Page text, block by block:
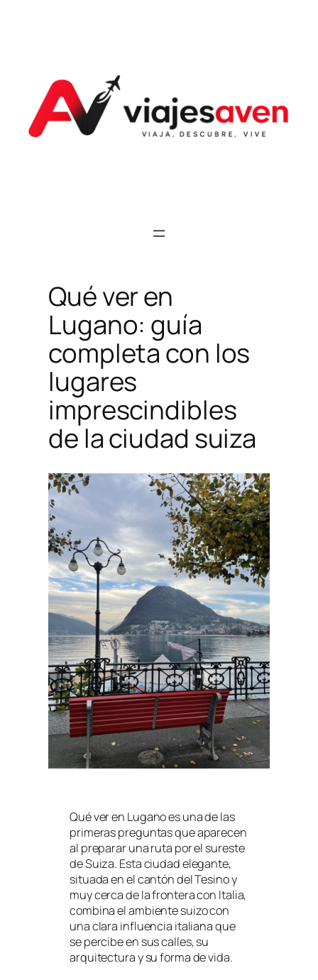
contenido
Qué ver en
Lugano: guía
completa con los
lugares
imprescindibles
de la ciudad suiza
Qué ver en Lugano es una de las
primeras preguntas que aparecen
al preparar una ruta por el sureste
de Suiza. Esta ciudad elegante,
situada en el cantón del Tesino y
muy cerca de la frontera con Italia,
combina el ambiente suizo con
una clara influencia italiana que
se percibe en sus calles, su
arquitectura y su forma de vida.